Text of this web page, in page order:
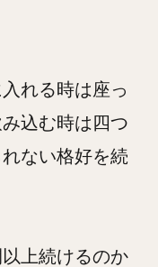
れる時は座っ
込む時は四つ
ない格好を続
上続けるのか